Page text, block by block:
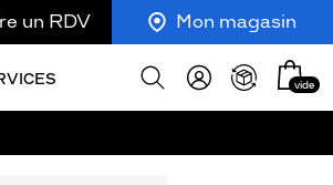
un RDV Mon magasin
Afficher
Mon
panier
vide